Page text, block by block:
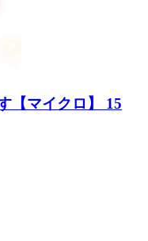
【マイクロ】 15